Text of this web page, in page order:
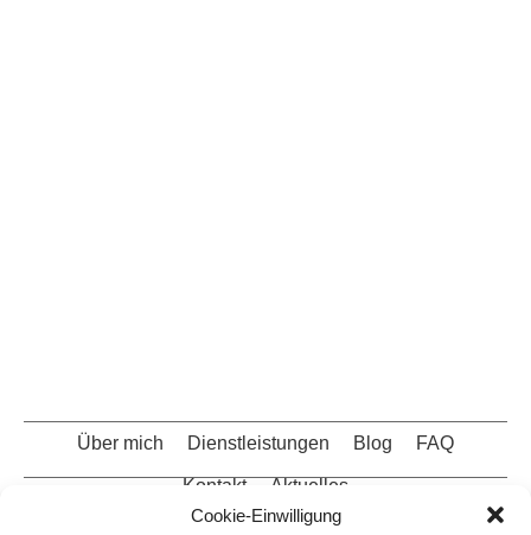
Cookie-Einwilligung
Über mich Dienstleistungen Blog FAQ
Kontakt Aktuelles